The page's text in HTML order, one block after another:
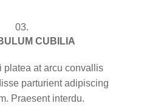
03.
CUBILIA
platea at arcu convallis
parturient adipiscing
Praesent interdu.